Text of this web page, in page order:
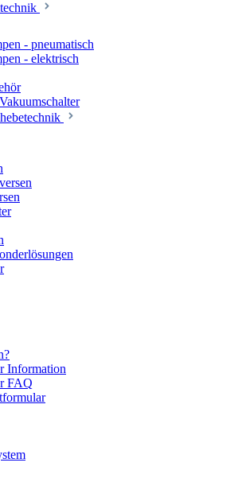
- pneumatisch
- elektrisch
Information
FAQ